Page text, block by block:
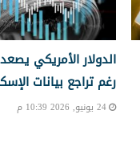
الدولار الأمريكي
رغم تراجع بيانات
24 يونيو, 2026 10:39 م